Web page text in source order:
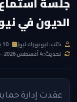
الديون في
كتب: نيويورك نيوز
تحديث: 4 أغسطس 2026 — 7:12 AM
عقدت إدارة